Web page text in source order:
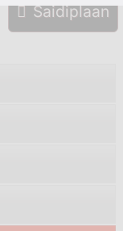
Saidiplaan